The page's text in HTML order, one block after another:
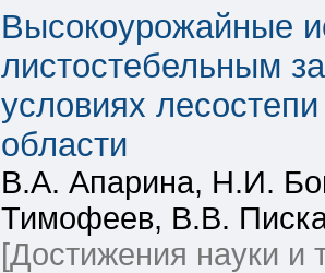
Высокоурожайные
листостебельным
условиях
области
В.А. Апарина, Н.И.
Тимофеев, В.В.
[Достижения науки и